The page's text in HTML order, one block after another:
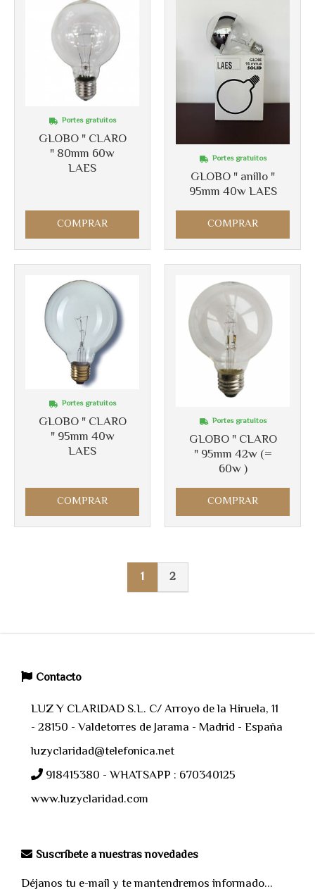
GLOBO " CLARO
" 80mm 60w
LAES
Portes gratuitos
COMPRAR
GLOBO " anillo "
95mm 40w LAES
Portes gratuitos
COMPRAR
GLOBO " CLARO
" 95mm 40w
LAES
Portes gratuitos
COMPRAR
GLOBO " CLARO
" 95mm 42w (=
60w )
Portes gratuitos
COMPRAR
1 2
Contacto
LUZ Y CLARIDAD S.L. C/ Arroyo de la Hiruela, 11
- 28150 - Valdetorres de Jarama - Madrid - España
luzyclaridad@telefonica.net
918415380 - WHATSAPP : 670340125
www.luzyclaridad.com
Suscríbete a nuestras novedades
Déjanos tu e-mail y te mantendremos informado...